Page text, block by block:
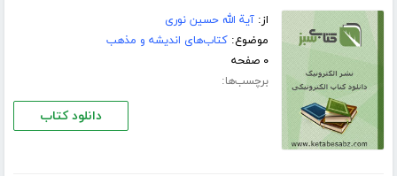
از:آية الله حسين نورى
موضوع:کتاب‌های اندیشه و مذهب
۰ صفحه
برچسب‌ها:
دانلود کتاب